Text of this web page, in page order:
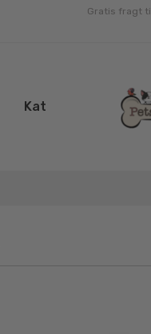
Gratis fragt
Kat